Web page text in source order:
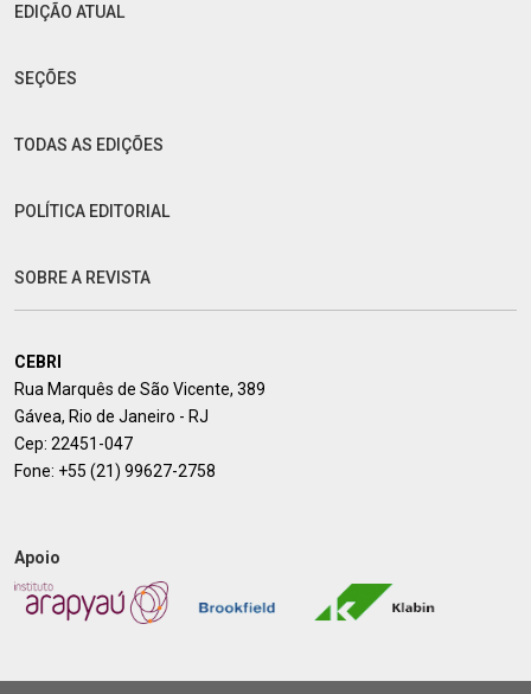
EDIÇÃO ATUAL
SEÇÕES
TODAS AS EDIÇÕES
POLÍTICA EDITORIAL
SOBRE A REVISTA
CEBRI
Rua Marquês de São Vicente, 389
Gávea, Rio de Janeiro - RJ
Cep: 22451-047
Fone: +55 (21) 99627-2758
Apoio